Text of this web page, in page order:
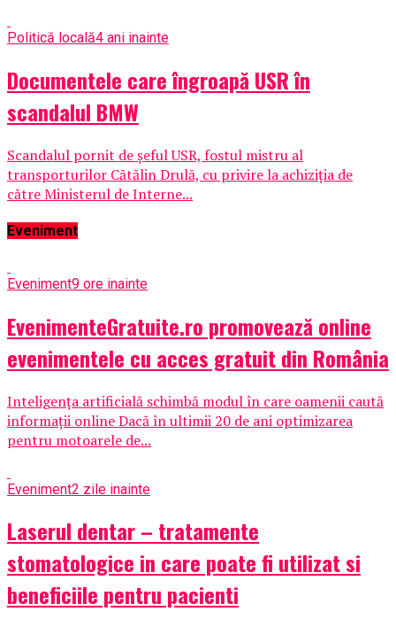
Politică locală4 ani inainte
Documentele care îngroapă USR în
scandalul BMW
Scandalul pornit de șeful USR, fostul mistru al
transporturilor Cătălin Drulă, cu privire la achiziția de
către Ministerul de Interne...
Eveniment
Eveniment9 ore inainte
EvenimenteGratuite.ro promovează online
evenimentele cu acces gratuit din România
Inteligența artificială schimbă modul în care oamenii caută
informații online Dacă în ultimii 20 de ani optimizarea
pentru motoarele de...
Eveniment2 zile inainte
Laserul dentar – tratamente
stomatologice in care poate fi utilizat si
beneficiile pentru pacienti